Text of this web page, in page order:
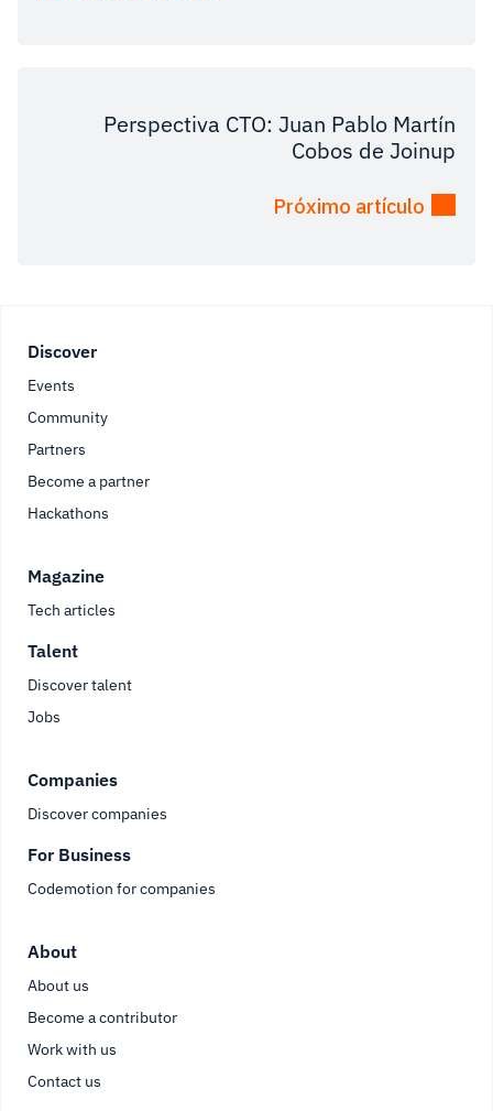
Perspectiva CTO: Juan Pablo Martín
Cobos de Joinup
Próximo artículo
Footer
Discover
Events
Community
Partners
Become a partner
Hackathons
Magazine
Tech articles
Talent
Discover talent
Jobs
Companies
Discover companies
For Business
Codemotion for companies
About
About us
Become a contributor
Work with us
Contact us